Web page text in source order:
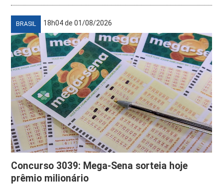
BRASIL 18h04 de 01/08/2026
Concurso 3039: Mega-Sena sorteia hoje
prêmio milionário